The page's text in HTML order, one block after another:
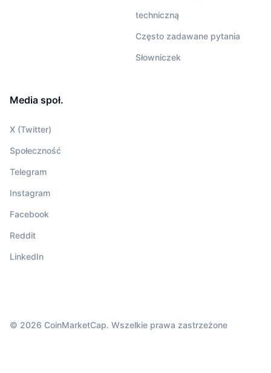
techniczną
Często zadawane pytania
Słowniczek
Media społ.
X (Twitter)
Społeczność
Telegram
Instagram
Facebook
Reddit
LinkedIn
© 2026 CoinMarketCap. Wszelkie prawa zastrzeżone